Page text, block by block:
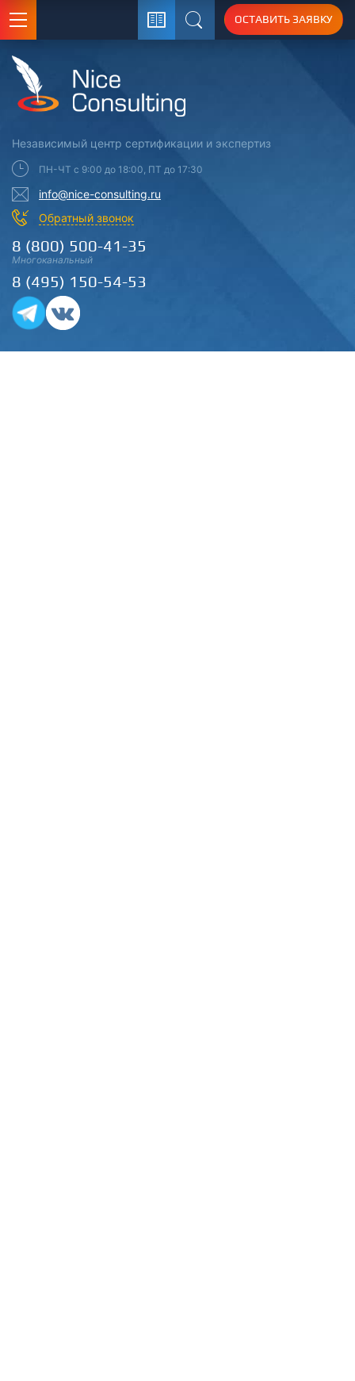
Поиск
ОСТАВИТЬ ЗАЯВКУ
Независимый центр сертификации и экспертиз
ПН-ЧТ с 9:00 до 18:00, ПТ до 17:30
info@nice-consulting.ru
Обратный звонок
8 (800) 500-41-35
Многоканальный
8 (495) 150-54-53